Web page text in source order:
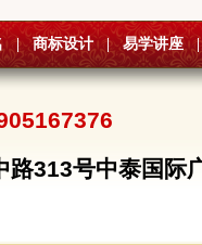
| 商标设计 | 易学讲座 |
路313号中泰国际